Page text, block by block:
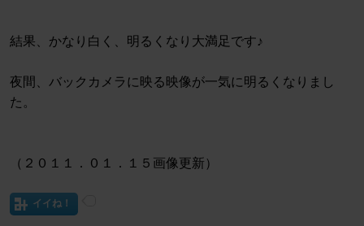
結果、かなり白く、明るくなり大満足です♪
夜間、バックカメラに映る映像が一気に明るくなりまし
た。
（２０１１．０１．１５画像更新）
イイね！